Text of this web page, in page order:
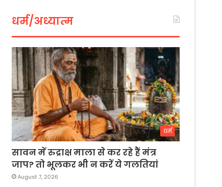
धर्म/अध्यात्म
धर्म
सावन में रुद्राक्ष माला से कर रहे हैं मंत्र
जाप? तो भूलकर भी न करें ये गलतियां
August 7, 2026